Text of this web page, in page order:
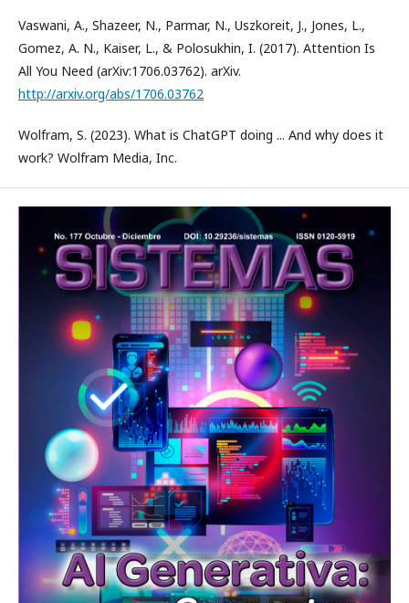
Vaswani, A., Shazeer, N., Parmar, N., Uszkoreit, J., Jones, L.,
Gomez, A. N., Kaiser, L., & Polosukhin, I. (2017). Attention Is
All You Need (arXiv:1706.03762). arXiv.
http://arxiv.org/abs/1706.03762
Wolfram, S. (2023). What is ChatGPT doing ... And why does it
work? Wolfram Media, Inc.